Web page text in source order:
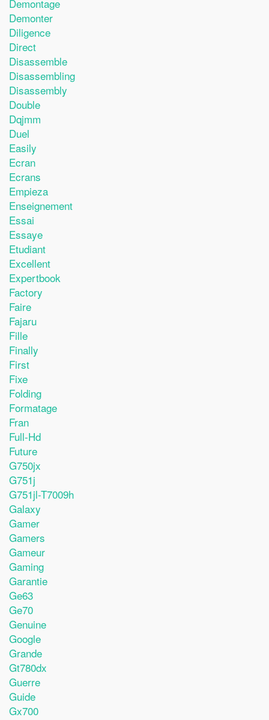
Demontage
Demonter
Diligence
Direct
Disassemble
Disassembling
Disassembly
Double
Dqjmm
Duel
Easily
Ecran
Ecrans
Empieza
Enseignement
Essai
Essaye
Etudiant
Excellent
Expertbook
Factory
Faire
Fajaru
Fille
Finally
First
Fixe
Folding
Formatage
Fran
Full-Hd
Future
G750jx
G751j
G751jl-T7009h
Galaxy
Gamer
Gamers
Gameur
Gaming
Garantie
Ge63
Ge70
Genuine
Google
Grande
Gt780dx
Guerre
Guide
Gx700